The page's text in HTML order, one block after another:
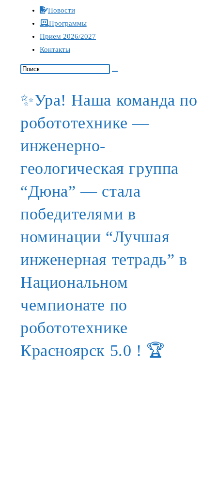
Новости
Программы
Прием 2026/2027
Контакты
✨Ура! Наша команда по
робототехнике —
инженерно-
геологическая группа
“Дюна” — стала
победителями в
номинации “Лучшая
инженерная тетрадь” в
Национальном
чемпионате по
робототехнике
Красноярск 5.0 ! 🏆